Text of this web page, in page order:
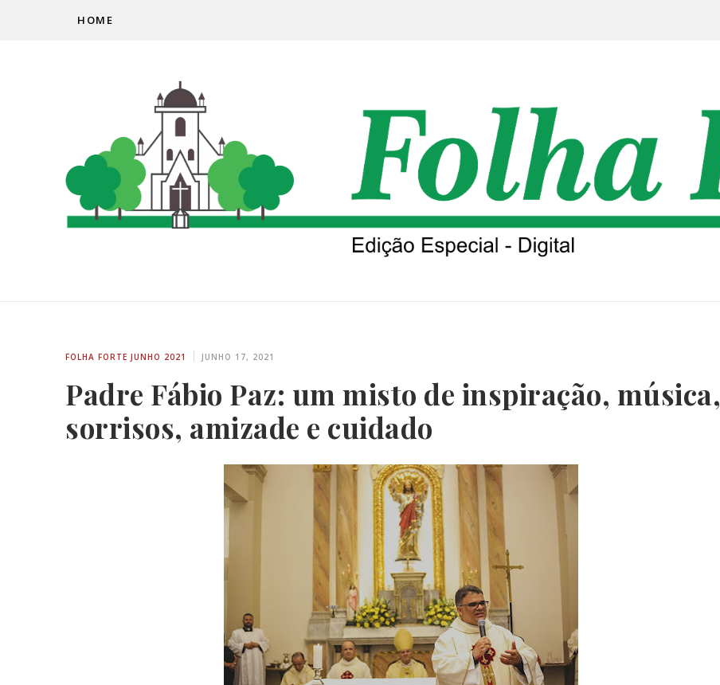
HOME
FOLHA FORTE JUNHO 2021 JUNHO 17, 2021
Padre Fábio Paz: um misto de inspiração, música,
sorrisos, amizade e cuidado